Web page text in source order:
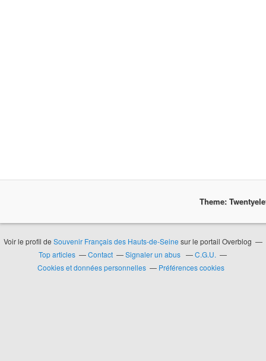
Theme:
Voir le profil de Souvenir Français des Hauts-de-Seine sur le portail Overblog
Top articles
Contact Signaler un abus
C.G.U.
Cookies et données personnelles
Préférences cookies